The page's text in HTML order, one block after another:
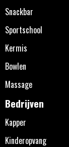
Snackbar
Sportschool
Kermis
Bowlen
Massage
Bedrijven
Kapper
Kinderopvang